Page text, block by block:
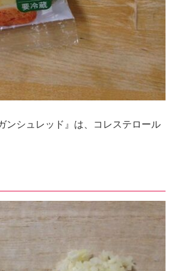
ンシュレッド』は、コレステロール